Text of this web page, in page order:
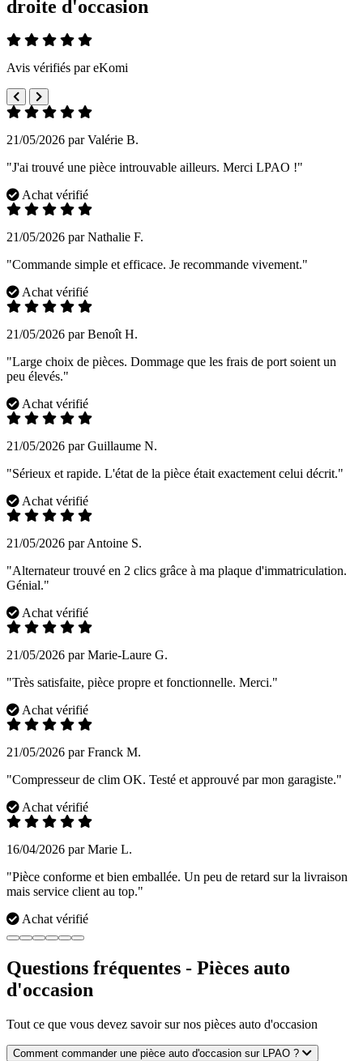
droite d'occasion
Avis vérifiés par eKomi
21/05/2026 par Valérie B.
"J'ai trouvé une pièce introuvable ailleurs. Merci LPAO !"
Achat vérifié
21/05/2026 par Nathalie F.
"Commande simple et efficace. Je recommande vivement."
Achat vérifié
21/05/2026 par Benoît H.
"Large choix de pièces. Dommage que les frais de port soient un
peu élevés."
Achat vérifié
21/05/2026 par Guillaume N.
"Sérieux et rapide. L'état de la pièce était exactement celui décrit."
Achat vérifié
21/05/2026 par Antoine S.
"Alternateur trouvé en 2 clics grâce à ma plaque d'immatriculation.
Génial."
Achat vérifié
21/05/2026 par Marie-Laure G.
"Très satisfaite, pièce propre et fonctionnelle. Merci."
Achat vérifié
21/05/2026 par Franck M.
"Compresseur de clim OK. Testé et approuvé par mon garagiste."
Achat vérifié
16/04/2026 par Marie L.
"Pièce conforme et bien emballée. Un peu de retard sur la livraison
mais service client au top."
Achat vérifié
Questions fréquentes - Pièces auto
d'occasion
Tout ce que vous devez savoir sur nos pièces auto d'occasion
Comment commander une pièce auto d'occasion sur LPAO ?